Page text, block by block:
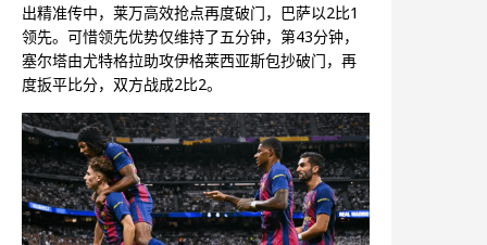
出精准传中，莱万高效抢点再度破门，巴萨以2比1
领先。可惜领先优势仅维持了五分钟，第43分钟，
塞尔塔由尤特格拉助攻伊格莱西亚斯包抄破门，再
度扳平比分，双方战成2比2。